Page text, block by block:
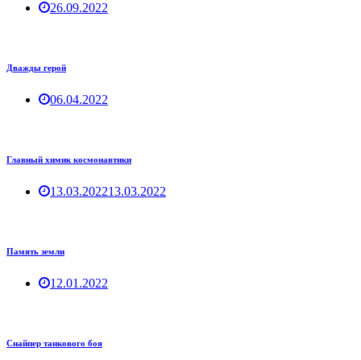
26.09.2022
Дважды герой
06.04.2022
Главный химик космонавтики
13.03.202213.03.2022
Память земли
12.01.2022
Снайпер танкового боя